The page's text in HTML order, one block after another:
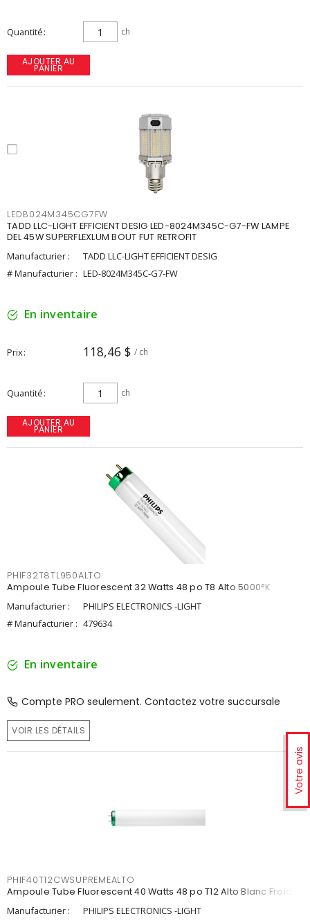
Votre avis
Quantité ch
AJOUTER AU
PANIER
LED8024M345CG7FW
TADD LLC-LIGHT EFFICIENT DESIG LED-8024M345C-G7-FW LAMPE
DEL 45W SUPERFLEXLUM BOUT FUT RETROFIT
Manufacturier :
TADD LLC-LIGHT EFFICIENT DESIG
# Manufacturier : LED-8024M345C-G7-FW
En inventaire
Prix 118,46 $ / ch
Quantité ch
AJOUTER AU
PANIER
PHIF32T8TL950ALTO
Ampoule Tube Fluorescent 32 Watts 48 po T8 Alto 5000°K
Manufacturier :
PHILIPS ELECTRONICS -LIGHT
# Manufacturier : 479634
En inventaire
Compte PRO seulement. Contactez votre succursale
VOIR LES DÉTAILS
PHIF40T12CWSUPREMEALTO
Ampoule Tube Fluorescent 40 Watts 48 po T12 Alto Blanc Froid
Manufacturier :
PHILIPS ELECTRONICS -LIGHT